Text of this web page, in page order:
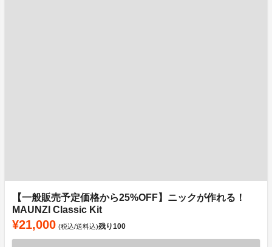
【一般販売予定価格から25%OFF】ニックが作れる！
MAUNZI Classic Kit
¥21,000 (税込/送料込)残り100